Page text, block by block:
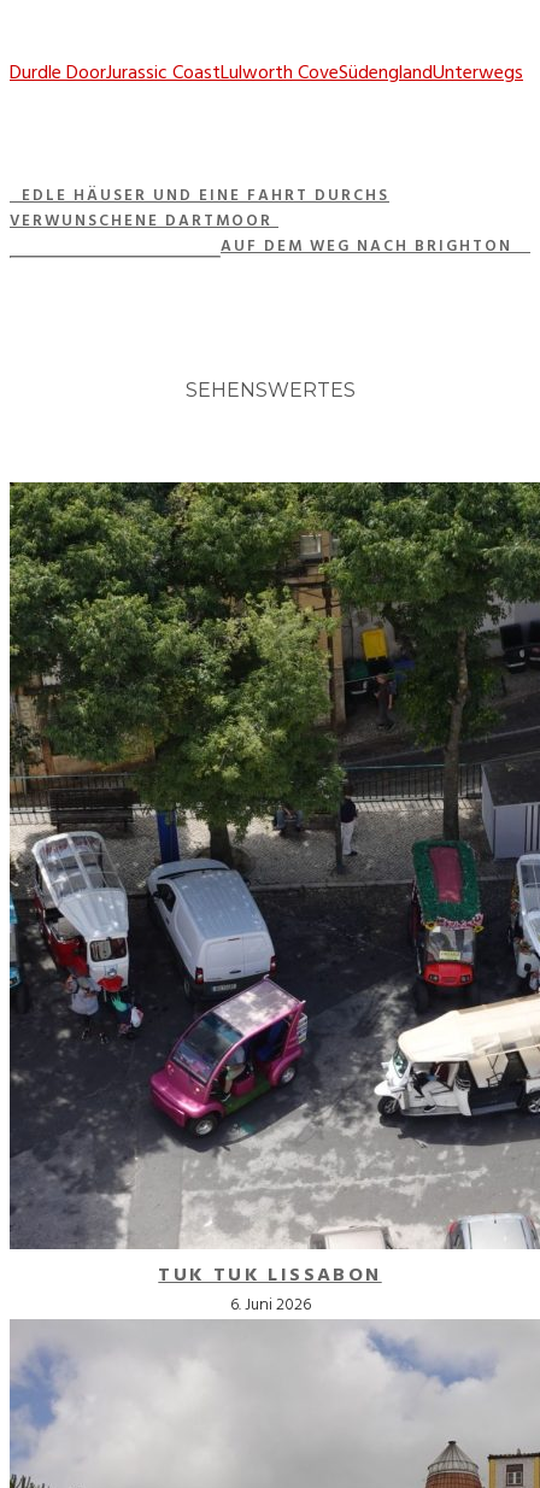
Durdle DoorJurassic CoastLulworth CoveSüdenglandUnterwegs
EDLE HÄUSER UND EINE FAHRT DURCHS
VERWUNSCHENE DARTMOOR
AUF DEM WEG NACH BRIGHTON
SEHENSWERTES
TUK TUK LISSABON
6. Juni 2026